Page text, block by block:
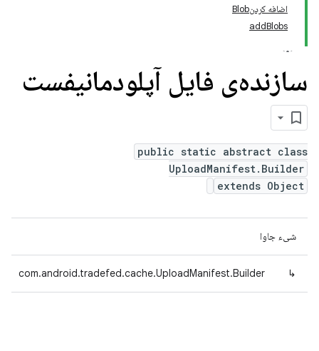
اضافه کردنBlob
addBlobs
سازنده‌ی فایل آپلودمانیفست
public static abstract class
UploadManifest.Builder
extends Object
شیء جاوا
↳
com.android.tradefed.cache.UploadManifest.Builder